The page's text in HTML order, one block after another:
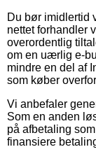
Du bør imidlertid
nettet forhandler
overordentlig
om en uærlig e-
mindre en del af
som køber
Vi anbefaler
Som en anden
på afbetaling
finansiere